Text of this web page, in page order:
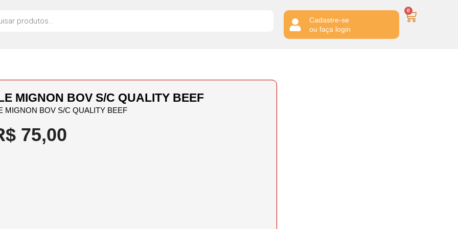
Cadastre-se
ou faça login
0
MIGNON BOV S/C QUALITY BEEF
MIGNON BOV S/C QUALITY BEEF
75,00